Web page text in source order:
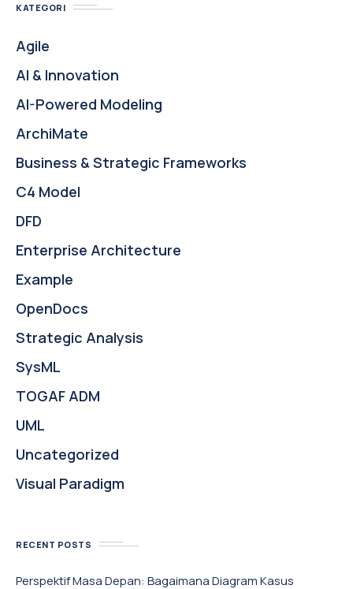
KATEGORI
Agile
AI & Innovation
AI-Powered Modeling
ArchiMate
Business & Strategic Frameworks
C4 Model
DFD
Enterprise Architecture
Example
OpenDocs
Strategic Analysis
SysML
TOGAF ADM
UML
Uncategorized
Visual Paradigm
RECENT POSTS
Perspektif Masa Depan: Bagaimana Diagram Kasus